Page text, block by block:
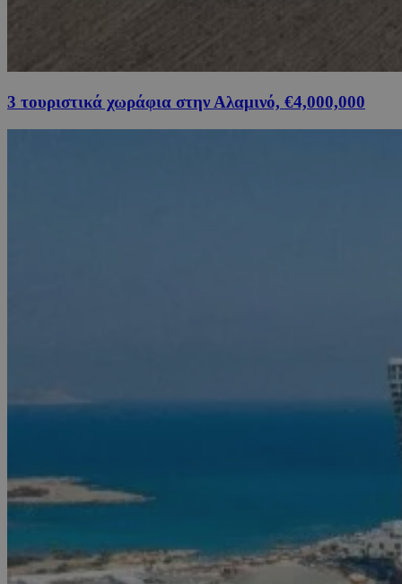
3 τουριστικά χωράφια στην Αλαμινό, €4,000,000